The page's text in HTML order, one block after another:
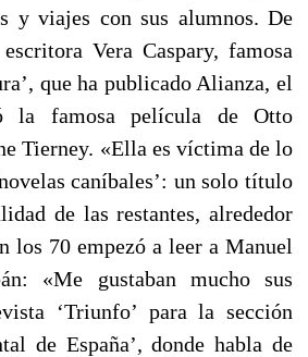
y viajes con sus alumnos. De
Vera Caspary, famosa
que ha publicado Alianza, el
la famosa película de Otto
Tierney. «Ella es víctima de lo
caníbales’: un solo título
de las restantes, alrededor
los 70 empezó a leer a Manuel
«Me gustaban mucho sus
‘Triunfo’ para la sección
de España’, donde habla de